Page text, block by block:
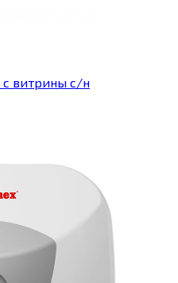
с витрины с/н